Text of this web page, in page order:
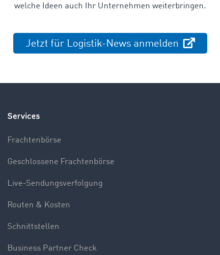
welche Ideen auch Ihr Unternehmen weiterbringen.
Jetzt für Logistik-News anmelden
Services
Frachtenbörse
Geschlossene Frachtenbörse
Live-Sendungsverfolgung
Routen & Kosten
Schnittstellen
Business Partner Check